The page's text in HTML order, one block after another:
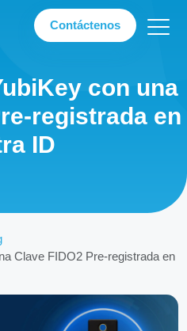
Contáctenos
con una
registrada en
ID
Clave FIDO2 Pre-registrada en